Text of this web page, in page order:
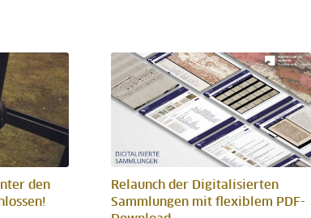
den
Relaunch der Digitalisierten
Sammlungen mit flexiblem PDF-